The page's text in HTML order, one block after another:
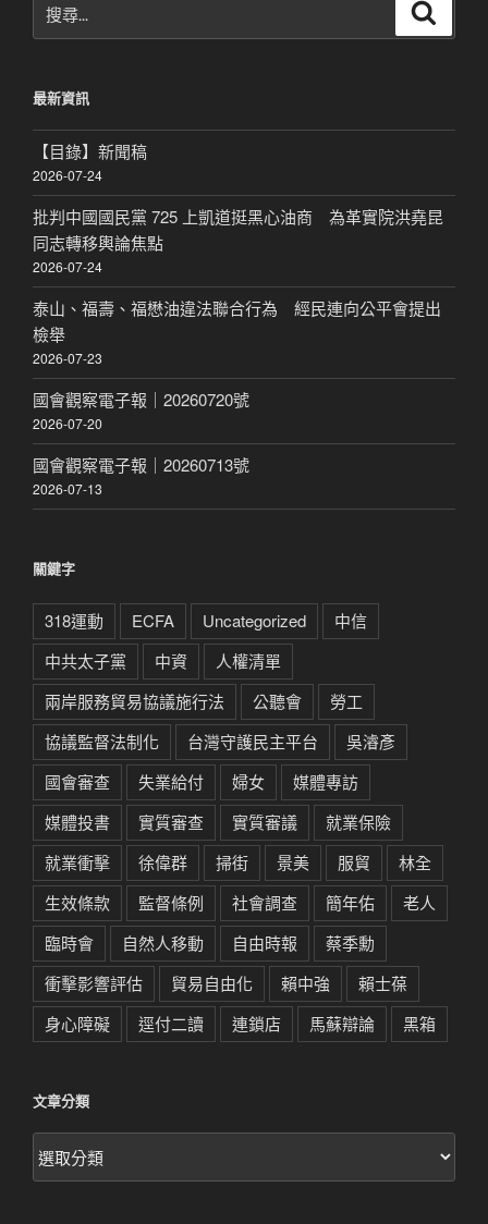
尋
字:
最新資訊
【目錄】新聞稿
2026-07-24
批判中國國民黨 725 上凱道挺黑心油商 為革實院洪堯昆
同志轉移輿論焦點
2026-07-24
泰山、福壽、福懋油違法聯合行為 經民連向公平會提出
檢舉
2026-07-23
國會觀察電子報｜20260720號
2026-07-20
國會觀察電子報｜20260713號
2026-07-13
關鍵字
318運動 ECFA Uncategorized
中信
中共太子黨
中資
人權清單
兩岸服務貿易協議施行法
公聽會
勞工
協議監督法制化
台灣守護民主平台
吳濬彥
國會審查
失業給付 婦女
媒體專訪
媒體投書
實質審查 實質審議
就業保險
就業衝擊
徐偉群 掃街 景美 服貿
林全
生效條款
監督條例 社會調查 簡年佑
老人
臨時會
自然人移動 自由時報
蔡季勳
衝擊影響評估
貿易自由化 賴中強
賴士葆
身心障礙
逕付二讀 連鎖店 馬蘇辯論 黑箱
文章分類
文
章